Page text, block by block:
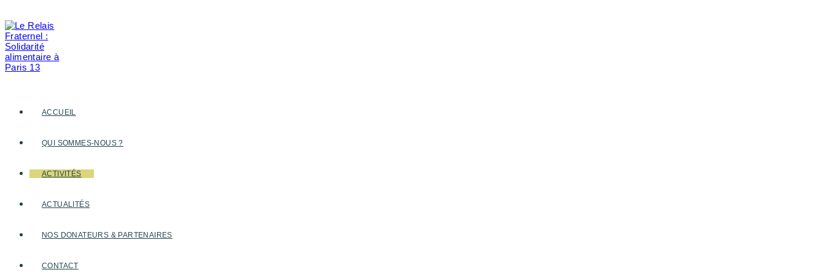
to
content
ACCUEIL
QUI SOMMES-NOUS ?
ACTIVITÉS
ACTUALITÉS
NOS DONATEURS & PARTENAIRES
CONTACT